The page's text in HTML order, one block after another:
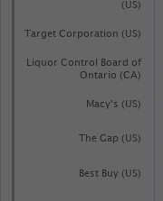
Jahresüberschuss
MIillionen
-0.0978923006833713
Liquor Control Board of
Ontario (CA)
Best Buy (US)
(US)
Target Corporation (US)
Macy's (US)
The Gap (US)